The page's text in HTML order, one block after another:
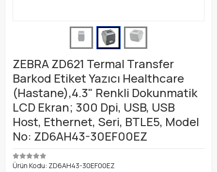
ZEBRA ZD621 Termal Transfer
Barkod Etiket Yazıcı Healthcare
(Hastane),4.3" Renkli Dokunmatik
LCD Ekran; 300 Dpi, USB, USB
Host, Ethernet, Seri, BTLE5, Model
No: ZD6AH43-30EF00EZ
Ürün Kodu: ZD6AH43-30EF00EZ